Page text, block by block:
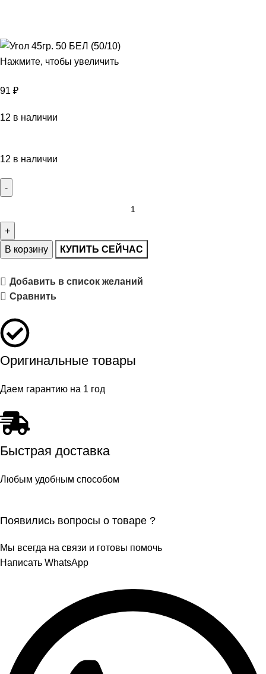
Нажмите, чтобы увеличить
91 ₽
12 в наличии
12 в наличии
В корзину КУПИТЬ СЕЙЧАС
Добавить в список желаний
Сравнить
Оригинальные товары
Даем гарантию на 1 год
Быстрая доставка
Любым удобным способом
Появились вопросы о товаре ?
Мы всегда на связи и готовы помочь
Написать WhatsApp